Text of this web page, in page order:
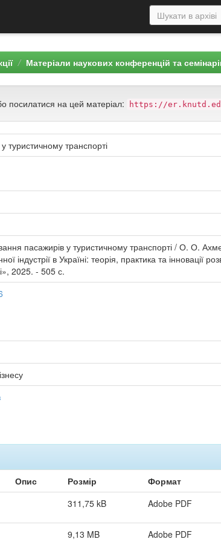
Матеріали наукових конференцій та
посилатися на цей матеріал: https://
туристичному транспорті
пасажирів у туристичному транспорті / О. О.
індустрії в Україні: теорія, практика та інновації
2025. - 505 с.
Опис Розмір
Формат
311,75 kB Adobe PDF
9,13 MB Adobe PDF